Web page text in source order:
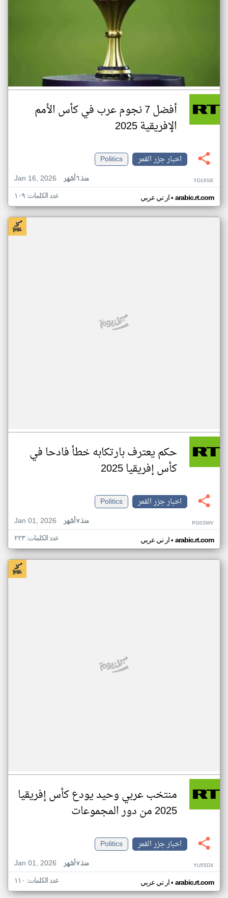
أفضل 7 نجوم عرب في كأس الأمم
الإفريقية 2025
اخبار جزر القمر
Politics
Jan 16, 2026
منذ ٦ أشهر YD16SE
ار تي عربي• arabic.rt.com عدد الكلمات: ١٠٩
حكم يعترف بارتكابه خطأ فادحا في
كأس إفريقيا 2025
اخبار جزر القمر
Politics
Jan 01, 2026
منذ ٧ أشهر PG03WV
ار تي عربي• arabic.rt.com عدد الكلمات: ٢٢٣
منتخب عربي وحيد يودع كأس إفريقيا
2025 من دور المجموعات
اخبار جزر القمر
Politics
Jan 01, 2026
منذ ٧ أشهر YU55DX
ار تي عربي• arabic.rt.com عدد الكلمات: ١١٠